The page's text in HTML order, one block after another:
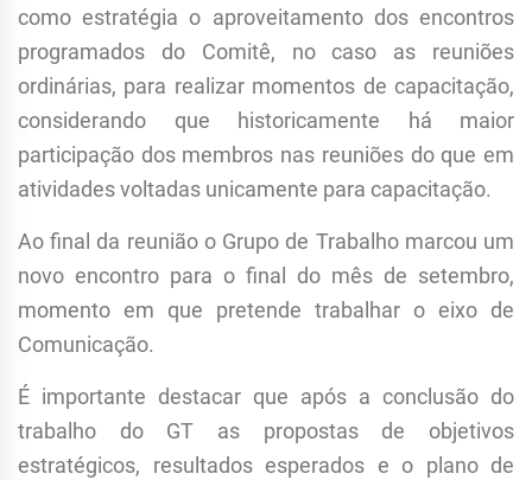
como estratégia o aproveitamento dos encontros
programados do Comitê, no caso as reuniões
ordinárias, para realizar momentos de capacitação,
considerando que historicamente há maior
participação dos membros nas reuniões do que em
atividades voltadas unicamente para capacitação.
Ao final da reunião o Grupo de Trabalho marcou um
novo encontro para o final do mês de setembro,
momento em que pretende trabalhar o eixo de
Comunicação.
É importante destacar que após a conclusão do
trabalho do GT as propostas de objetivos
estratégicos, resultados esperados e o plano de